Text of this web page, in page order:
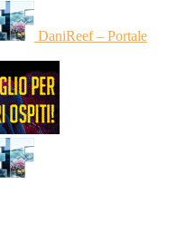
DaniReef – Portale